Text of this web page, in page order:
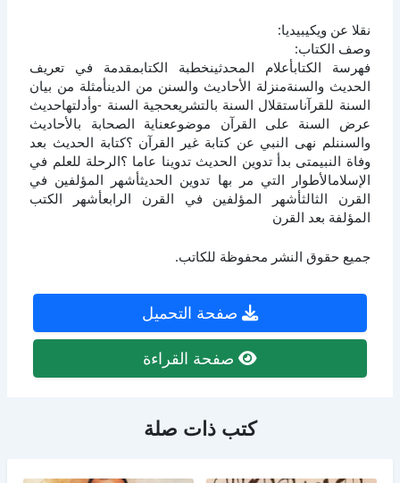
نقلا عن ويكيبيديا:
وصف الكتاب:
فهرسة الكتابأعلام المحدثينخطبة الكتابمقدمة في تعريف
الحديث والسنةمنزلة الأحاديث والسنن من الدينأمثلة من بيان
السنة للقرآناستقلال السنة بالتشريعحجية السنة -وأدلتهاحديث
عرض السنة على القرآن موضوععناية الصحابة بالأحاديث
والسننلم نهى النبي عن كتابة غير القرآن ؟كتابة الحديث بعد
وفاة النبيمتى بدأ تدوين الحديث تدوينا عاما ؟الرحلة للعلم في
الإسلامالأطوار التي مر بها تدوين الحديثأشهر المؤلفين في
القرن الثالثأشهر المؤلفين في القرن الرابعأشهر الكتب
المؤلفة بعد القرن
جميع حقوق النشر محفوظة للكاتب.
صفحة التحميل
صفحة القراءة
كتب ذات صلة